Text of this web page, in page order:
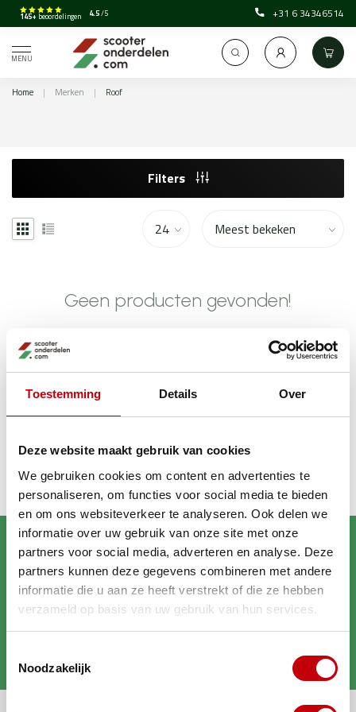
Toestemming Details Over
Deze website maakt gebruik van cookies
We gebruiken cookies om content en advertenties te
personaliseren, om functies voor social media te bieden
en om ons websiteverkeer te analyseren. Ook delen we
informatie over uw gebruik van onze site met onze
partners voor social media, adverteren en analyse. Deze
partners kunnen deze gegevens combineren met andere
informatie die u aan ze heeft verstrekt of die ze hebben
verzameld op basis van uw gebruik van hun services.
Noodzakelijk
145+ beoordelingen 4.5/5 +31 6 34346514
MENU
Home | Merken | Roof
Filters
Geen producten gevonden!
Brengt jouw scooter in
topconditie